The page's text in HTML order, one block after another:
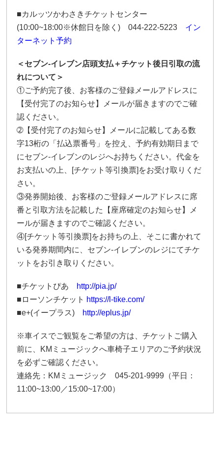
■カルッツかわさきチケットセンター
(10:00~18:00※休館日を除く) 044-222-5223 イン
ターネット予約
＜ セブン-イレブン店頭支払＋チケット後日引取の流
れについて＞
①ご予約完了後、お客様のご登録メールアドレスに
【受付完了のお知らせ】メールが届きますのでご確
認ください。
➁【受付完了のお知らせ】メールに記載してある数
字13桁の「払込票番号」を控え、予約有効期日まで
にセブン-イレブンのレジへお持ちください。代金を
お支払いの上、[チケット等引換票]をお受け取りくだ
さい。
③発券開始後、お客様のご登録メールアドレスに席
番と引取方法を記載した【座席確定のお知らせ】メ
ールが届きますのでご確認ください。
④[チケット等引換票]をお持ちの上、そこに書かれて
いる発券期間内に、セブン-イレブンのレジにてチケ
ットをお引き取りください。
■チケットぴあ http://pia.jp/
■ローソンチケット https://l-tike.com/
■e+(イープラス) http://eplus.jp/
※車イスでご観覧をご希望の方は、チケットご購入
前に、 KM ミュージックへ車椅子エリアのご予約状況
を必ずご確認ください。
連絡先： KM ミュージック045-201-9999 （平日：
11:00~13:00 ／15:00~17:00）